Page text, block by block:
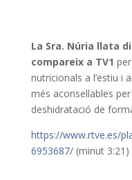
La Sra. Núria llata
compareix a TV1
nutricionals a l’estiu i
més aconsellables
deshidratació de
https://www.rtve.es/
6953687/(minut 3:21)